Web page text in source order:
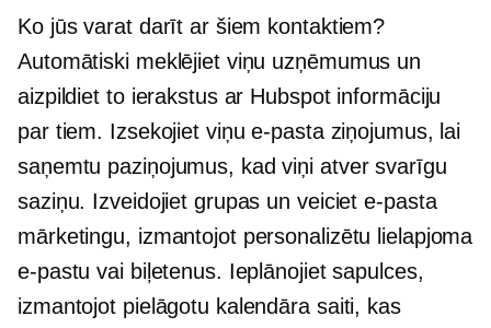
Ko jūs varat darīt ar šiem kontaktiem?
Automātiski meklējiet viņu uzņēmumus un
aizpildiet to ierakstus ar Hubspot informāciju
par tiem. Izsekojiet viņu e-pasta ziņojumus, lai
saņemtu paziņojumus, kad viņi atver svarīgu
saziņu. Izveidojiet grupas un veiciet e-pasta
mārketingu, izmantojot personalizētu lielapjoma
e-pastu vai biļetenus. Ieplānojiet sapulces,
izmantojot pielāgotu kalendāra saiti, kas